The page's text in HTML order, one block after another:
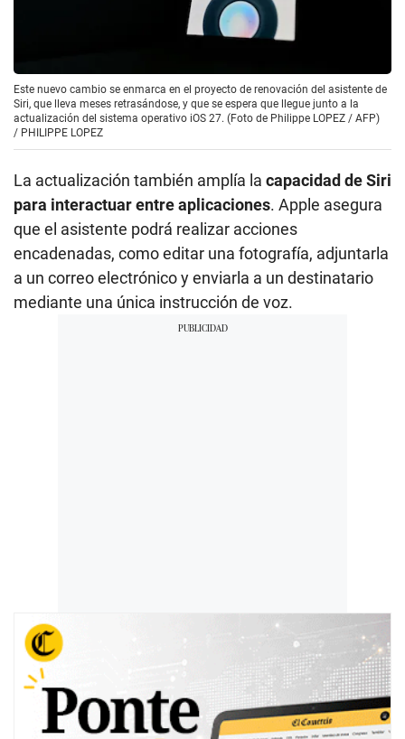
Este nuevo cambio se enmarca en el proyecto de renovación del asistente de
Siri, que lleva meses retrasándose, y que se espera que llegue junto a la
actualización del sistema operativo iOS 27. (Foto de Philippe LOPEZ / AFP)
/ PHILIPPE LOPEZ
La actualización también amplía la capacidad de Siri
para interactuar entre aplicaciones. Apple asegura
que el asistente podrá realizar acciones
encadenadas, como editar una fotografía, adjuntarla
a un correo electrónico y enviarla a un destinatario
mediante una única instrucción de voz.